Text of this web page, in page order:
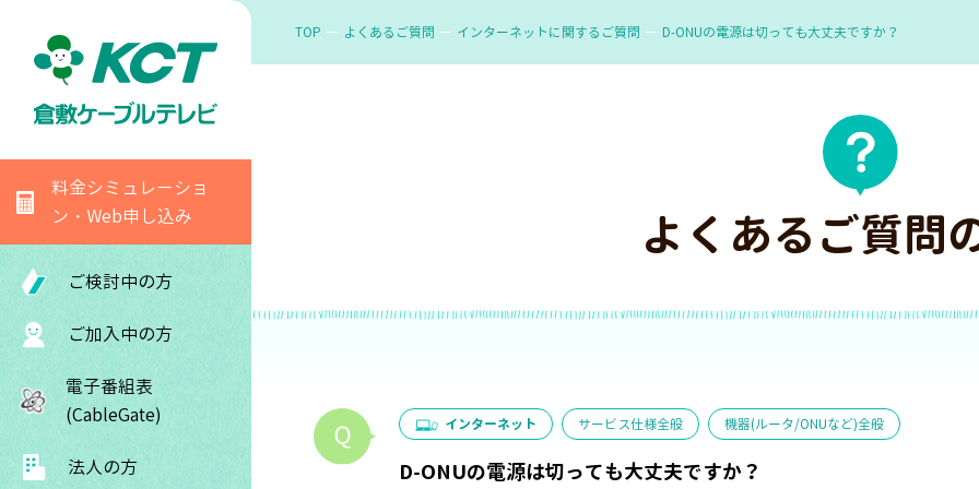
料金シミュレーショ
ン・Web申し込み
ご検討中の方
ご加入中の方
電子番組表
(CableGate)
法人の方
TOP よくあるご質問 インターネットに関するご質問 D-ONUの電源は切っても大丈夫ですか？
よくあるご質問
インターネット サービス仕様全般 機器(ルータ/ONUなど)全般
D-ONUの電源は切っても大丈夫ですか？